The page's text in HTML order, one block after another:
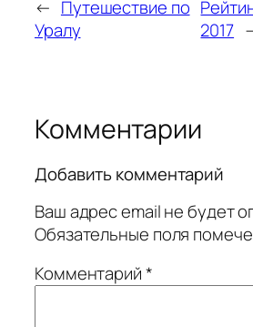
← Путешествие по
Уралу
2017
Комментарии
Добавить комментарий
Ваш адрес email не будет
Обязательные поля
Комментарий*